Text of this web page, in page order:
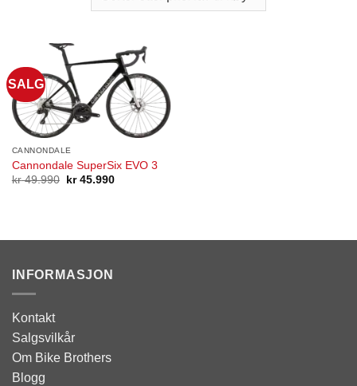
SALG
CANNONDALE
Cannondale SuperSix EVO 3
kr49.990
Opprinnelig
kr45.990Nåværende
INFORMASJON
Kontakt
Salgsvilkår
Om Bike Brothers
Blogg